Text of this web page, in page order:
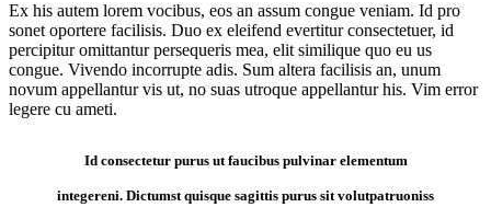
Ex his autem lorem vocibus, eos an assum congue veniam. Id pro
sonet oportere facilisis. Duo ex eleifend evertitur consectetuer, id
percipitur omittantur persequeris mea, elit similique quo eu us
congue. Vivendo incorrupte adis. Sum altera facilisis an, unum
novum appellantur vis ut, no suas utroque appellantur his. Vim error
legere cu ameti.
Id consectetur purus ut faucibus pulvinar elementum
integereni. Dictumst quisque sagittis purus sit volutpatruoniss